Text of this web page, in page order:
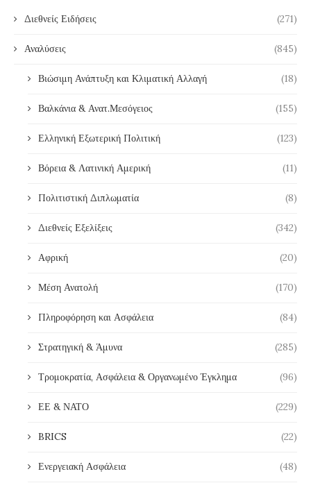
Διεθνείς Ειδήσεις (271)
Αναλύσεις (845)
Βιώσιμη Ανάπτυξη και Κλιματική Αλλαγή (18)
Βαλκάνια & Ανατ.Μεσόγειος (155)
Ελληνική Εξωτερική Πολιτική (123)
Βόρεια & Λατινική Αμερική (11)
Πολιτιστική Διπλωματία (8)
Διεθνείς Εξελίξεις (342)
Αφρική (20)
Μέση Ανατολή (170)
Πληροφόρηση και Ασφάλεια (84)
Στρατηγική & Άμυνα (285)
Τρομοκρατία, Ασφάλεια & Οργανωμένο Έγκλημα (96)
ΕΕ & ΝΑΤΟ (229)
BRICS (22)
Ενεργειακή Ασφάλεια (48)